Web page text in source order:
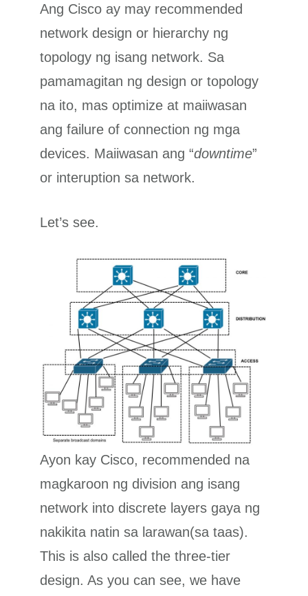
Ang Cisco ay may recommended
network design or hierarchy ng
topology ng isang network. Sa
pamamagitan ng design or topology
na ito, mas optimize at maiiwasan
ang failure of connection ng mga
devices. Maiiwasan ang “downtime”
or interuption sa network.
Let’s see.
Ayon kay Cisco, recommended na
magkaroon ng division ang isang
network into discrete layers gaya ng
nakikita natin sa larawan(sa taas).
This is also called the three-tier
design. As you can see, we have